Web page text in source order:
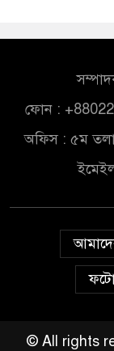
ফোন :
অফিস : ৫ম
© All rights